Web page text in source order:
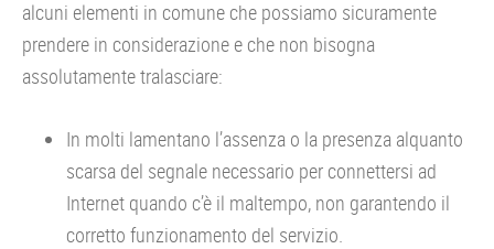
alcuni elementi in comune che possiamo sicuramente
prendere in considerazione e che non bisogna
assolutamente tralasciare:
In molti lamentano l’assenza o la presenza alquanto
scarsa del segnale necessario per connettersi ad
Internet quando c’è il maltempo, non garantendo il
corretto funzionamento del servizio.